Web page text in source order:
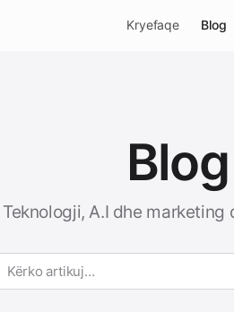
Kryefaqe Blog
Blog
Teknologji, A.I dhe marketing